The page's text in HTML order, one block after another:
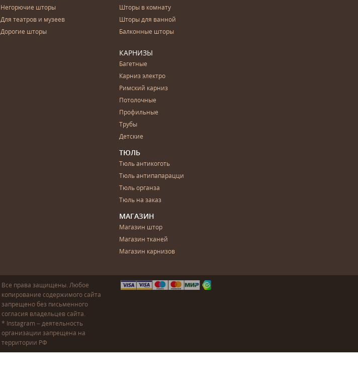
Негорючие шторы
Для театров и музеев
Дорогие шторы
Шторы в комнату
Шторы для ванной
Балконные шторы
КАРНИЗЫ
Багетные
Карниз электро
Римский карниз
Потолочные
Профильные
Трубы
Детские
ТЮЛЬ
Тюль антикоготь
Тюль антипапарацци
Тюль органза
Тюль на заказ
МАГАЗИН
Магазин штор
Магазин тканей
Магазин карнизов
Все права защищены. Любое
копирование содержимого сайта
запрещено без письменного
согласия владельцев сайта.
* Instagram – деятельность
организации запрещена на
территории РФ